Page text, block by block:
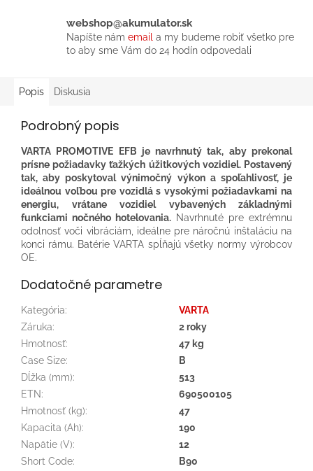
webshop@akumulator.sk
Napíšte nám email a my budeme robiť všetko pre
to aby sme Vám do 24 hodín odpovedali
Popis Diskusia
Podrobný popis
VARTA PROMOTIVE EFB je navrhnutý tak, aby prekonal
prísne požiadavky ťažkých úžitkových vozidiel. Postavený
tak, aby poskytoval výnimočný výkon a spoľahlivosť, je
ideálnou voľbou pre vozidlá s vysokými požiadavkami na
energiu, vrátane vozidiel vybavených základnými
funkciami nočného hotelovania. Navrhnuté pre extrémnu
odolnosť voči vibráciám, ideálne pre náročnú inštaláciu na
konci rámu.​ Batérie VARTA spĺňajú všetky normy výrobcov
OE.​
Dodatočné parametre
Kategória:
VARTA
Záruka:
2 roky
Hmotnosť:
47 kg
Case Size:
B
Dĺžka (mm):
513
ETN:
690500105
Hmotnosť (kg):
47
Kapacita (Ah):
190
Napätie (V):
12
Short Code:
B90